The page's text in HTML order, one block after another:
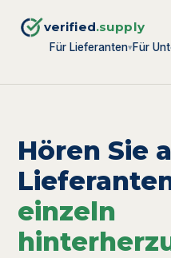
verified.supply
Für Lieferanten▾Für
Hören Sie
einzeln